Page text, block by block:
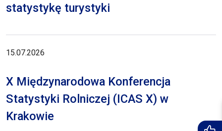
statystykę turystyki
15.07.2026
X Międzynarodowa Konferencja
Statystyki Rolniczej (ICAS X) w
Krakowie